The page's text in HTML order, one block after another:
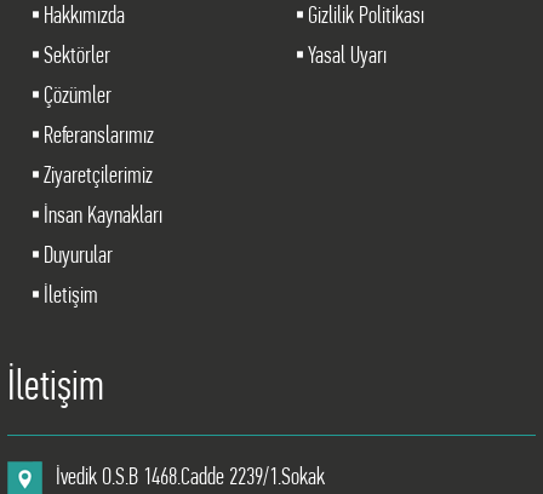
Hakkımızda
Sektörler
Çözümler
Referanslarımız
Ziyaretçilerimiz
İnsan Kaynakları
Duyurular
İletişim
Gizlilik Politikası
Yasal Uyarı
İletişim
İvedik O.S.B 1468.Cadde 2239/1.Sokak